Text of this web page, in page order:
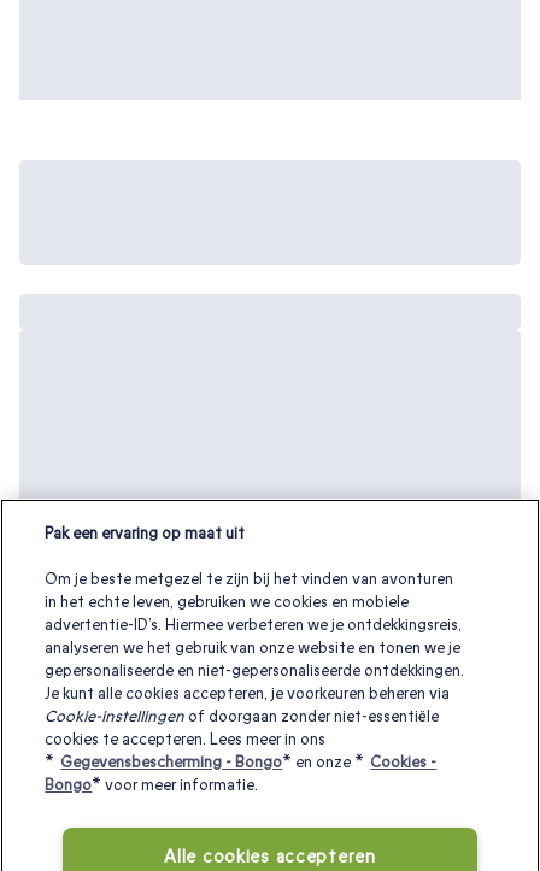
Zoek je een origineel moederdag cadeau
voor je moeder? Bekijk meer moederdag
Pak een ervaring op maat uit
Om je beste metgezel te zijn bij het vinden van avonturen
in het echte leven, gebruiken we cookies en mobiele
advertentie-ID’s. Hiermee verbeteren we je ontdekkingsreis,
analyseren we het gebruik van onze website en tonen we je
gepersonaliseerde en niet-gepersonaliseerde ontdekkingen.
Je kunt alle cookies accepteren, je voorkeuren beheren via
Cookie-instellingen of doorgaan zonder niet-essentiële
cookies te accepteren. Lees meer in ons
* Gegevensbescherming - Bongo* en onze * Cookies -
Bongo* voor meer informatie.
Alle cookies accepteren